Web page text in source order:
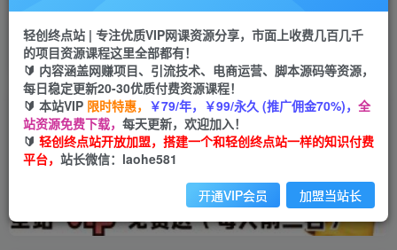
投稿专区 免费
教程必须完整详细
APP下载
Down
轻创终点站 | 专注优质VIP网课资源分享，市面上收费几百几千
的项目资源课程这里全部都有！
🔰 内容涵盖网赚项目、引流技术、电商运营、脚本源码等资源，
每日稳定更新20-30优质付费资源课程！
🔰 本站VIP 限时特惠， ￥79/年，￥99/永久 (推广佣金70%)， 全
站资源免费下载， 每天更新，欢迎加入！
🔰 轻创终点站开放加盟，搭建一个和轻创终点站一样的知识付费
平台， 站长微信：laohe581
开通VIP会员 加盟当站长